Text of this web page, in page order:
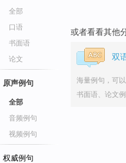
全部
口语
书面语
论文
原声例句
全部
音频例句
视频例句
权威例句
或者看看其他
双
海量例句，可
书面语、论文例